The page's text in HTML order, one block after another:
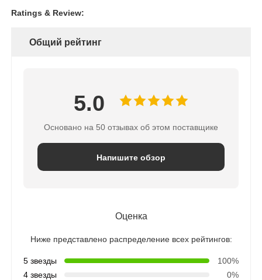
Ratings & Review:
Общий рейтинг
5.0
Основано на 50 отзывах об этом поставщике
Напишите обзор
Оценка
Ниже представлено распределение всех рейтингов:
5 звезды
100%
4 звезды
0%